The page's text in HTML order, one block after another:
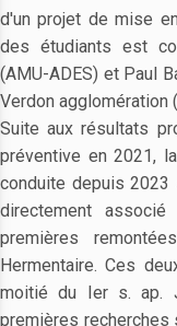
d'un projet de mise
des étudiants est
(AMU-ADES) et Paul
Verdon agglomération
Suite aux résultats
préventive en 2021,
conduite depuis 2023
directement
premières
Hermentaire. Ces
moitié du Ier s. ap.
premières recherches